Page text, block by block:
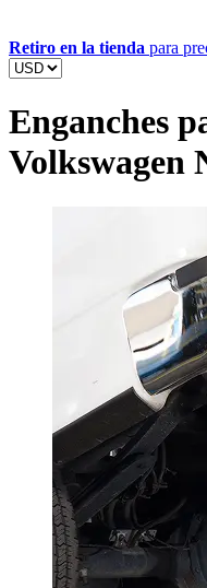
Retiro en la tienda para
Enganches
Volkswagen